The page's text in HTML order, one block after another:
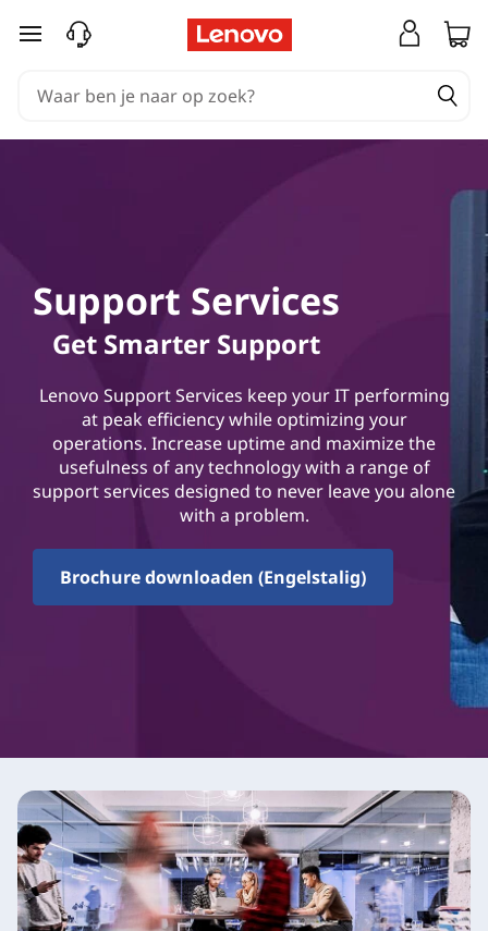
Ga naar de hoofdinhoud
Support Services
Get Smarter Support
Lenovo Support Services keep your IT performing
at peak efficiency while optimizing your
operations. Increase uptime and maximize the
usefulness of any technology with a range of
support services designed to never leave you alone
with a problem.
Brochure downloaden (Engelstalig)